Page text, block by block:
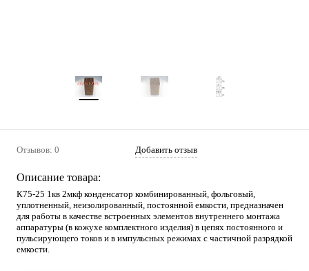
Отзывов: 0 Добавить отзыв
Описание товара:
К75-25 1кв 2мкф конденсатор комбинированный, фольговый,
уплотненный, неизолированный, постоянной емкости, предназначен
для работы в качестве встроенных элементов внутреннего монтажа
аппаратуры (в кожухе комплектного изделия) в цепях постоянного и
пульсирующего токов и в импульсных режимах с частичной разрядкой
емкости.